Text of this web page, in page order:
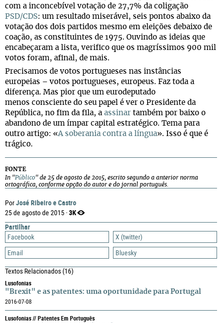
PorJosé Ribeiro e Castro
25 de agosto de 2015 ·3K
Partilhar
Facebook
X (twitter)
Email
Bluesky
Textos Relacionados(16)
Lusofonias
"Brexit" e as patentes: uma oportunidade para Portugal
2016-07-08
Lusofonias // Patentes Em Português
com a inconcebível votação de 27,7% da coligação
PSD/CDS: um resultado miserável, seis pontos abaixo da
votação dos dois partidos mesmo em eleições debaixo de
coação, as constituintes de 1975. Ouvindo as ideias que
encabeçaram a lista, verifico que os magríssimos 900 mil
votos foram, afinal, de mais.
Precisamos de votos portugueses nas instâncias
europeias – votos portugueses, europeus. Faz toda a
diferença. Mas pior que um eurodeputado
menos consciente do seu papel é ver o Presidente da
República, no fim da fila, a assinar também por baixo o
abandono de um ímpar capital estratégico. Tema para
outro artigo: «A soberania contra a língua». Isso é que é
trágico.
FONTE
In "Público" de 25 de agosto de 2015, escrito segundo a anterior norma
ortográfica, conforme opção do autor e do jornal português.